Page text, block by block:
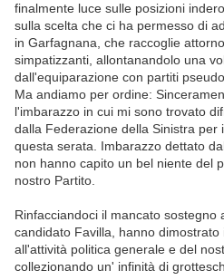
finalmente luce sulle posizioni
sulla scelta che ci ha permesso di
in Garfagnana, che raccoglie
simpatizzanti, allontanandolo una
dall'equiparazione con partiti
Ma andiamo per ordine:
l'imbarazzo in cui mi sono trovato
dalla Federazione della Sinistra per
questa serata. Imbarazzo dettato
non hanno capito un bel niente del
nostro Partito.
Rinfacciandoci il mancato sostegno
candidato Favilla, hanno dimostrato
all'attività politica generale e del
collezionando un' infinità di